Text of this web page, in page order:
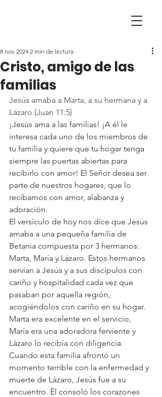
Cristo, amigo de las
familias
8 nov 2024 2 min de lectura
Jesús amaba a Marta, a su hermana y a
Lázaro.(Juan 11:5)
¡Jesús ama a las familias! ¡A él le
interesa cada uno de los miembros de
tu familia y quiere que tu hogar tenga
siempre las puertas abiertas para
recibirlo con amor! El Señor desea ser
parte de nuestros hogares, que lo
recibamos con amor, alabanza y
adoración.
El versículo de hoy nos dice que Jesús
amaba a una pequeña familia de
Betania compuesta por 3 hermanos:
Marta, María y Lázaro. Estos hermanos
servían a Jesús y a sus discípulos con
cariño y hospitalidad cada vez que
pasaban por aquella región,
acogiéndolos con cariño en su hogar.
Marta era excelente en el servicio,
María era una adoradora ferviente y
Lázaro lo recibía con diligencia.
Cuando esta familia afrontó un
momento terrible con la enfermedad y
muerte de Lázaro, Jesús fue a su
encuentro. Él consoló los corazones